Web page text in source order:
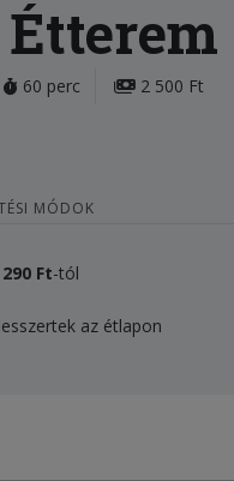
60 perc 2 500 Ft
MÓDOK
290 Ft-tól
az étlapon